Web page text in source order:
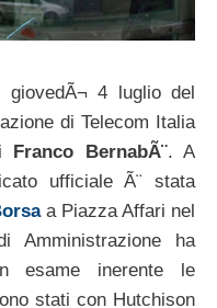
giovedÃ¬ 4 luglio del
di Telecom Italia
Franco BernabÃ¨. A
ufficiale Ã¨ stata
a Piazza Affari nel
Amministrazione ha
esame inerente le
stati con Hutchison